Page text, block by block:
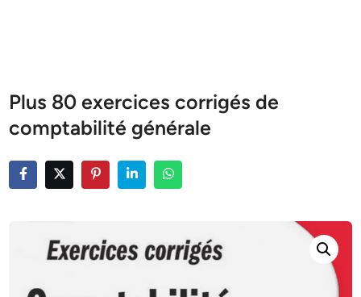
Plus 80 exercices corrigés de
comptabilité générale